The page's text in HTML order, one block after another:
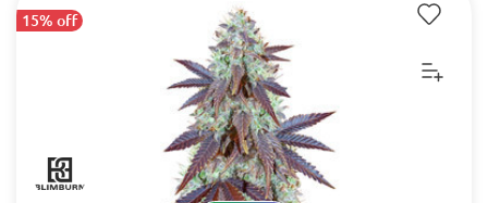
15% off